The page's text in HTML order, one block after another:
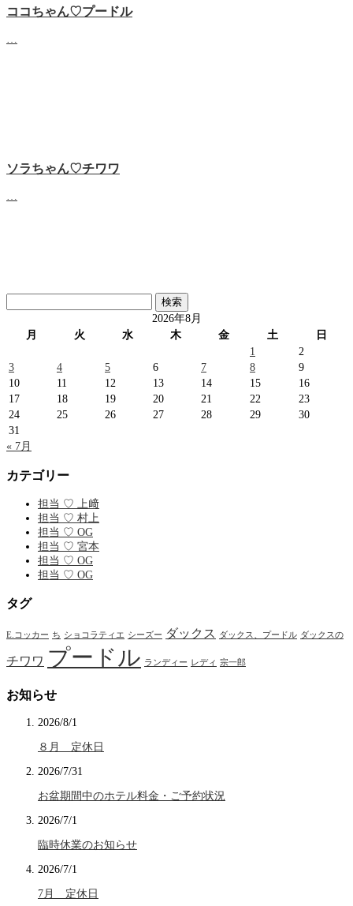
ココちゃん♡‬プードル
ソラちゃん♡‬チワワ
索:
2026年8月
月
火 水 木 金 土
日
1
2
3
4 5 6 7 8
9
10
11 12 13 14 15
16
17
18 19 20 21 22
23
24
25 26 27 28 29
30
31
« 7月
カテゴリー
担当 ♡ 上﨑
担当 ♡ 村上
担当 ♡ OG
担当 ♡ 宮本
担当 ♡ OG
担当 ♡ OG
タグ
E.コッカー ち ショコラティエ シーズー ダックス ダックス、プードル ダックスの
チワワ プードル ランディー レディ 宗一郎
お知らせ
2026/8/1
８月 定休日
2026/7/31
お盆期間中のホテル料金・ご予約状況
2026/7/1
臨時休業のお知らせ
2026/7/1
7月 定休日